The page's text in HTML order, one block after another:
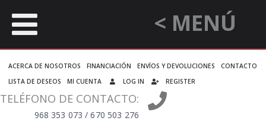
< MENÚ
ACERCA DE NOSOTROS FINANCIACIÓN ENVÍOS Y DEVOLUCIONES
CONTACTO
LISTA DE DESEOS
MI CUENTA LOG IN REGISTER
TELÉFONO DE CONTACTO:
968 353 073 / 670 503 276